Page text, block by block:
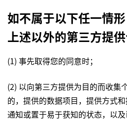
如不属于以下任一情
上述以外的第三方提供
(1) 事先取得您的同意时；
(2) 以向第三方提供为目的而收集
的，提供的数据项目，提供方式
通知或置于易于获知的状态，以